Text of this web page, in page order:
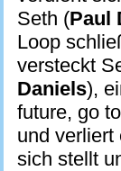
Seth (Paul
Loop
versteckt
Daniels),
future, go
und verliert
sich stellt